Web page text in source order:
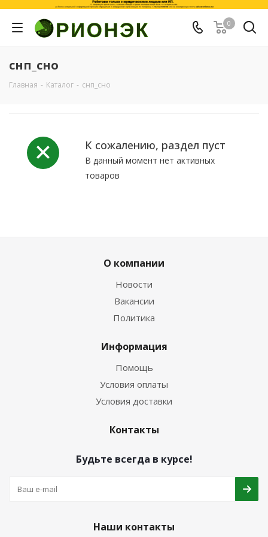
0
снп_сно
Главная - Каталог - снп_сно
К сожалению, раздел пуст
В данный момент нет активных
товаров
О компании
Новости
Вакансии
Политика
Информация
Помощь
Условия оплаты
Условия доставки
Контакты
Будьте всегда в курсе!
Наши контакты